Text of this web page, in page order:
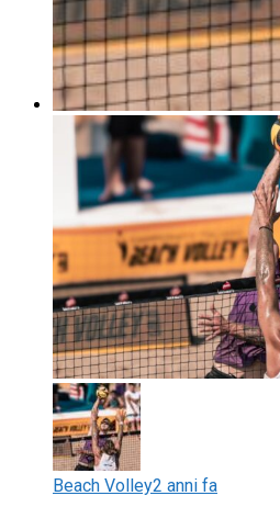
Beach Volley2 anni fa